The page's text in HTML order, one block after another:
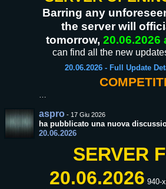
Barring any
the server will
tomorrow, 20.06.2026
can find all the new
20.06.2026 - Full Update
…
aspro - 17 Giu 2026
ha pubblicato una nuova
20.06.2026
SERVER
20.06.2026 940-